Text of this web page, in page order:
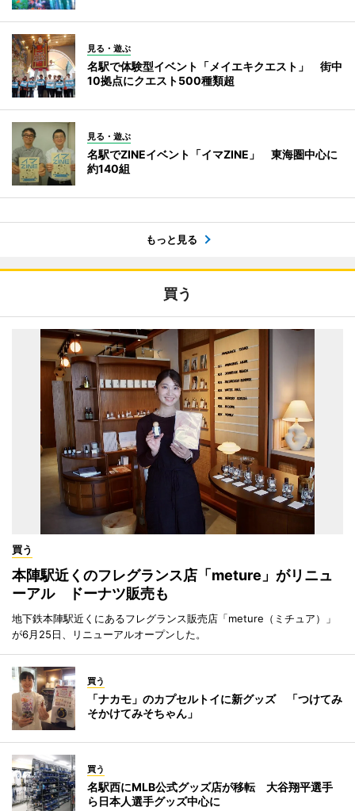
見る・遊ぶ
名駅で体験型イベント「メイエキクエスト」 街中
10拠点にクエスト500種類超
見る・遊ぶ
名駅でZINEイベント「イマZINE」 東海圏中心に
約140組
もっと見る
買う
買う
本陣駅近くのフレグランス店「meture」がリニュ
ーアル ドーナツ販売も
地下鉄本陣駅近くにあるフレグランス販売店「meture（ミチュア）」
が6月25日、リニューアルオープンした。
買う
「ナカモ」のカプセルトイに新グッズ 「つけてみ
そかけてみそちゃん」
買う
名駅西にMLB公式グッズ店が移転 大谷翔平選手
ら日本人選手グッズ中心に